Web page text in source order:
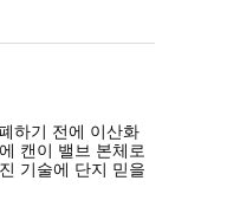
하기 전에 이산화
캔이 밸브 본체로
기술에 단지 믿을